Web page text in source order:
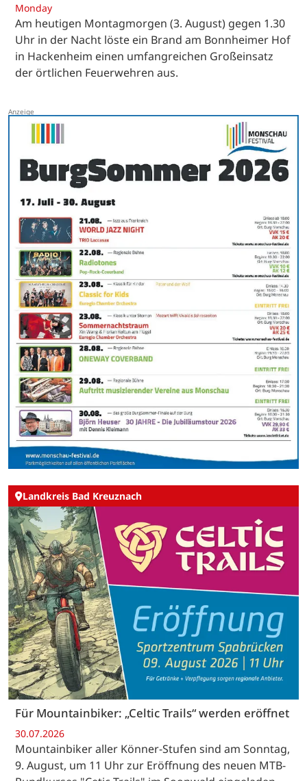
Monday
Am heutigen Montagmorgen (3. August) gegen 1.30
Uhr in der Nacht löste ein Brand am Bonnheimer Hof
in Hackenheim einen umfangreichen Großeinsatz
der örtlichen Feuerwehren aus.
Landkreis Bad Kreuznach
Für Mountainbiker: „Celtic Trails“ werden eröffnet
30.07.2026
Mountainbiker aller Könner-Stufen sind am Sonntag,
9. August, um 11 Uhr zur Eröffnung des neuen MTB-